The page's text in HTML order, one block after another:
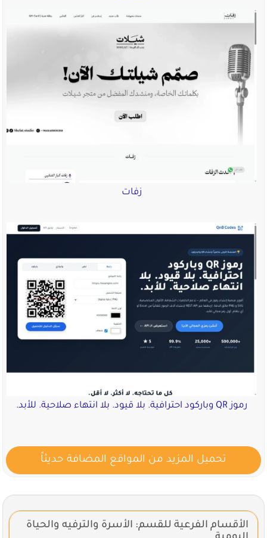
زفات
رموز QR وباركود احترافية. بلا قيود. بلا انتهاء صلاحية. للأبد.
تحميل المزيد من المواقع المضافة حديثاً
الأقسام الفرعية للقسم: الأسرة والترفيه والحياة